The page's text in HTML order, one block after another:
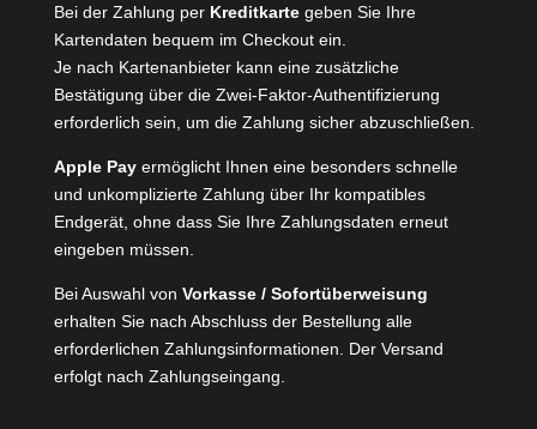
Bei der Zahlung per Kreditkartegeben Sie Ihre
Kartendaten bequem im Checkout ein.
Je nach Kartenanbieter kann eine zusätzliche
Bestätigung über die Zwei-Faktor-Authentifizierung
erforderlich sein, um die Zahlung sicher abzuschließen.
Apple Payermöglicht Ihnen eine besonders schnelle
und unkomplizierte Zahlung über Ihr kompatibles
Endgerät, ohne dass Sie Ihre Zahlungsdaten erneut
eingeben müssen.
Bei Auswahl von Vorkasse / Sofortüberweisung
erhalten Sie nach Abschluss der Bestellung alle
erforderlichen Zahlungsinformationen. Der Versand
erfolgt nach Zahlungseingang.